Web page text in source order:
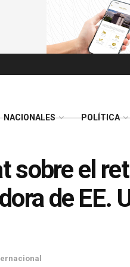
NACIONALES POLÍTICA
sobre el
de EE.